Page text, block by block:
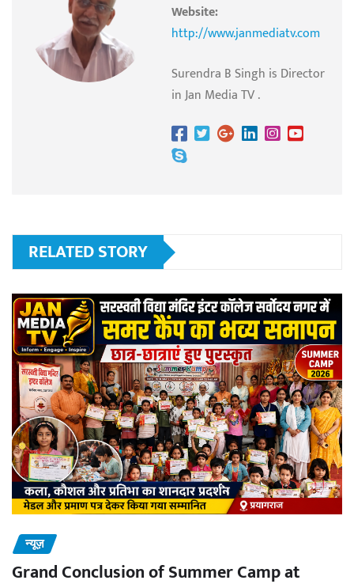
Website:
http://www.janmediatv.com
Surendra B Singh is Director
in Jan Media TV .
RELATED STORY
न्यूज़
Grand Conclusion of Summer Camp at